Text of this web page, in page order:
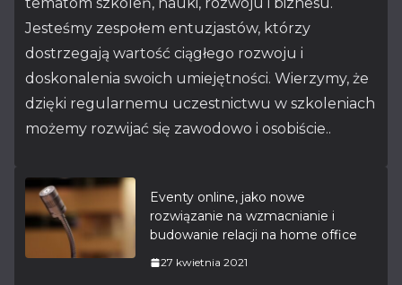
Jesteśmy zespołem entuzjastów, którzy
dostrzegają wartość ciągłego rozwoju i
doskonalenia swoich umiejętności. Wierzymy, że
dzięki regularnemu uczestnictwu w szkoleniach
możemy rozwijać się zawodowo i osobiście..
Eventy online, jako nowe
rozwiązanie na wzmacnianie i
budowanie relacji na home office
27 kwietnia 2021